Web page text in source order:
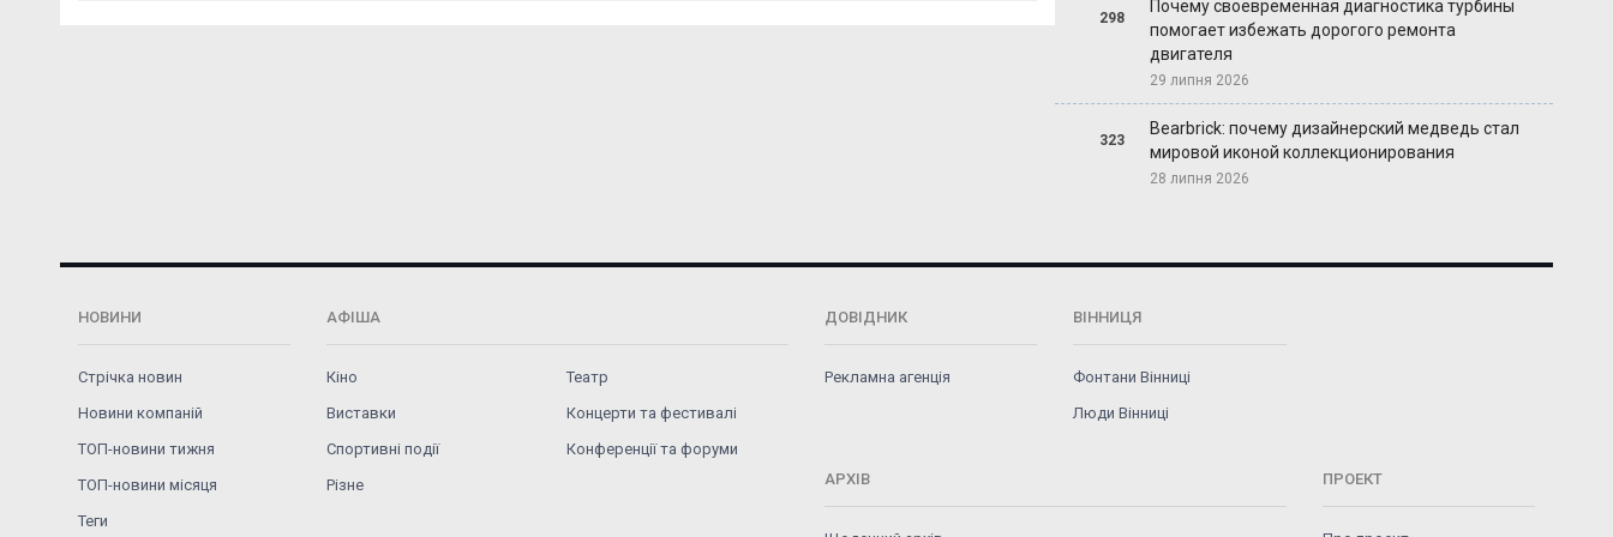
298
Почему своевременная диагностика турбины
помогает избежать дорогого ремонта
двигателя
29 липня 2026
323
Bearbrick: почему дизайнерский медведь стал
мировой иконой коллекционирования
28 липня 2026
НОВИНИ
Стрічка новин
Новини компаній
ТОП-новини тижня
ТОП-новини місяця
Теги
АФІША
Кіно
Театр
Виставки
Концерти та фестивалі
Спортивні події
Конференції та форуми
Різне
ДОВІДНИК
Рекламна агенція
ВІННИЦЯ
Фонтани Вінниці
Люди Вінниці
АРХІВ ПРОЕКТ